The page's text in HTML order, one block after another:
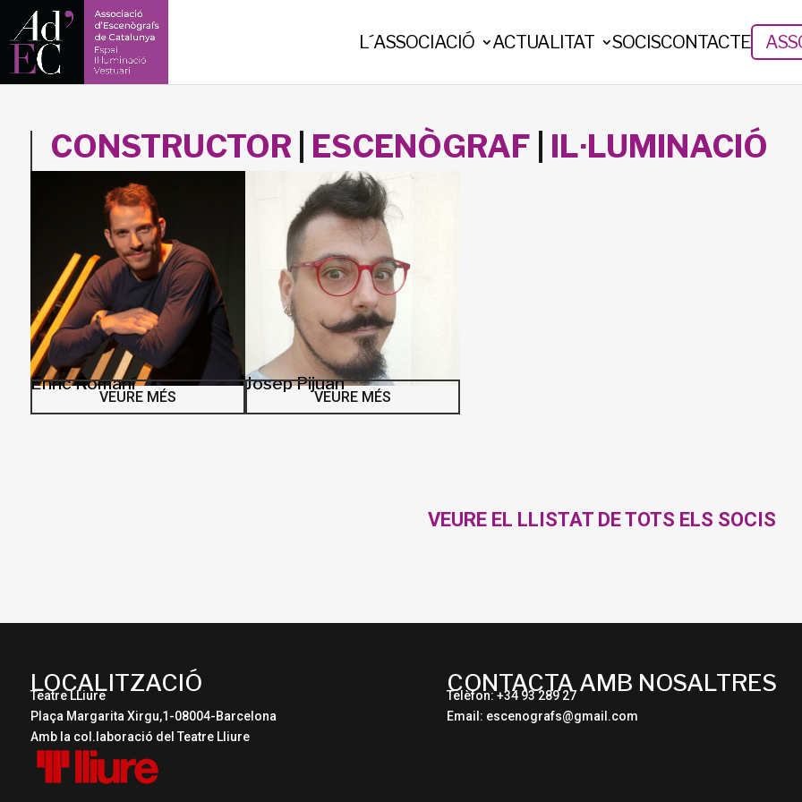
L´ASSOCIACIÓ ACTUALITAT SOCISCONTACTE
CONSTRUCTOR ESCENÒGRAF IL·LUMINACIÓ
Enric Romaní
VEURE MÉS
Josep Pijuan
VEURE MÉS
VEURE EL LLISTAT DE TOTS ELS SOCIS
LOCALITZACIÓ
Teatre LLiure
Plaça Margarita Xirgu,1-08004-Barcelona
Amb la col.laboració del Teatre Lliure
CONTACTA AMB NOSALTRES
Telèfon: +34 93 289 27
Email: escenografs@gmail.com